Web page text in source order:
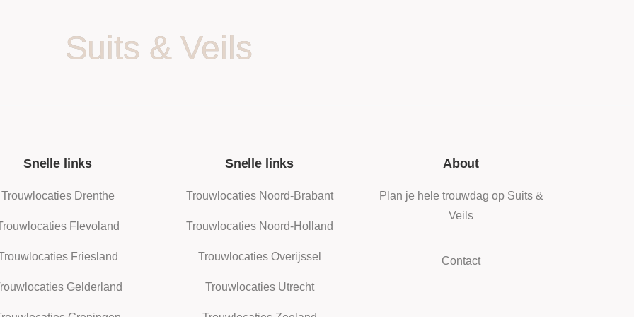
Suits & Veils
Snelle links
Trouwlocaties Drenthe
Flevoland
Friesland
Gelderland
Snelle links
Trouwlocaties Noord-Brabant
Trouwlocaties Noord-Holland
Trouwlocaties Overijssel
Trouwlocaties Utrecht
About
Plan je hele trouwdag op Suits &
Veils
Contact